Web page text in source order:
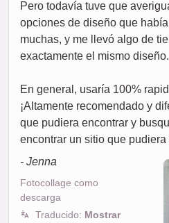
Pero todavía tuve que
opciones de diseño que
muchas, y me llevó algo de
exactamente el mismo diseño.
En general, usaría 100%
¡Altamente recomendado y
que pudiera encontrar y
encontrar un sitio que
- Jenna
Fotocollage como
descarga
Traducido: Mostrar